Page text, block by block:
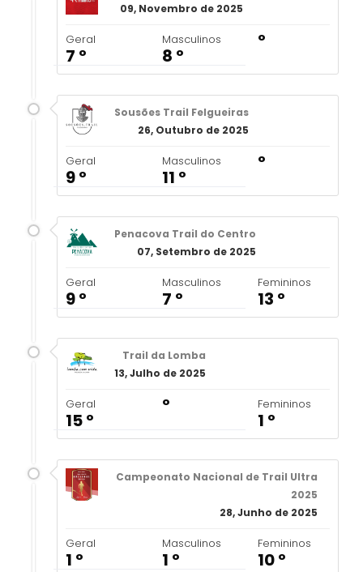
09, Novembro de 2025
Geral
7 º
Masculinos
8 º
º
Sousões Trail Felgueiras
26, Outubro de 2025
Geral
9 º
Masculinos
11 º
º
Penacova Trail do Centro
07, Setembro de 2025
Geral
9 º
Masculinos
7 º
Femininos
13 º
Trail da Lomba
13, Julho de 2025
Geral
15 º
º Femininos
1 º
Campeonato Nacional de Trail Ultra
2025
28, Junho de 2025
Geral
1 º
Masculinos
1 º
Femininos
10 º